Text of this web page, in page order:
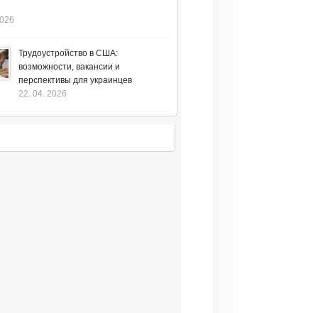
Трудоустройство в США:
возможности, вакансии и
перспективы для украинцев
22. 04. 2026